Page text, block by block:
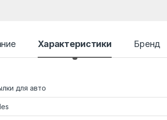
Характеристики Бренд
для авто